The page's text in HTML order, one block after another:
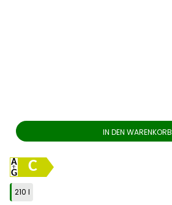
IN DEN WARENKORB
C
210 l